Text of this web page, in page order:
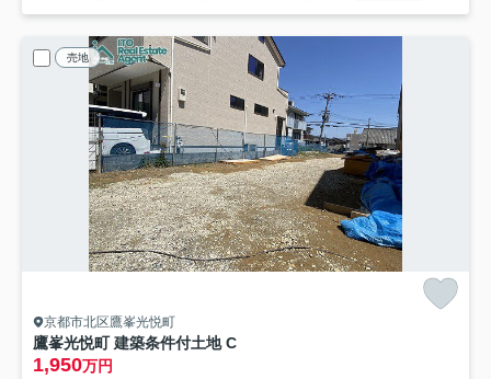
売地
京都市北区鷹峯光悦町
鷹峯光悦町 建築条件付土地 C
1,950万円